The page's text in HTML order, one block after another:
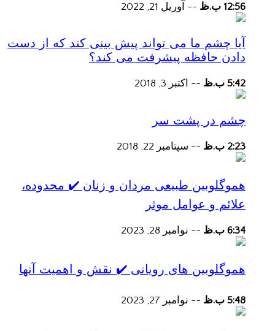
12:56 ب.ظ -- آوریل 21, 2022
آیا چشم ما می تواند پیش بینی کند که از دست
دادن حافظه پیشرفت می کند؟
5:42 ب.ظ -- اکتبر 3, 2018
چشم در پشت سر
2:23 ب.ظ -- سپتامبر 22, 2018
هموگلوبین طبیعی مردان و زنان ✔️ محدوده،
علائم و عوامل موثر
6:34 ب.ظ -- نوامبر 28, 2023
هموگلوبین های رویانی ✔️ نقش و اهمیت آنها
5:48 ب.ظ -- نوامبر 27, 2023